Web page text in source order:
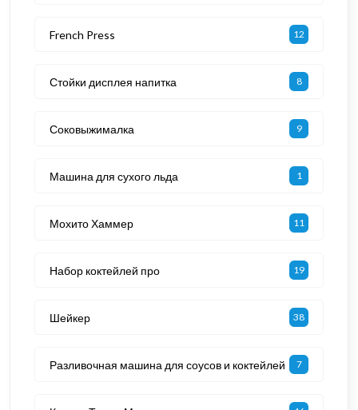
French Press 12
Стойки дисплея напитка 8
Соковыжималка 9
Машина для сухого льда 1
Мохито Хаммер 11
Набор коктейлей про 19
Шейкер 38
Разливочная машина для соусов и коктейлей 7